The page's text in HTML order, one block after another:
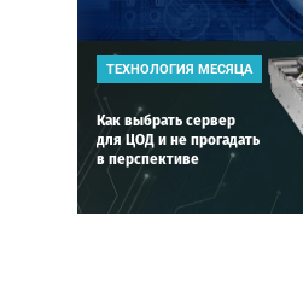
ТЕХНОЛОГИЯ МЕСЯЦА
Как выбрать сервер
для ЦОД и не прогадать
в перспективе